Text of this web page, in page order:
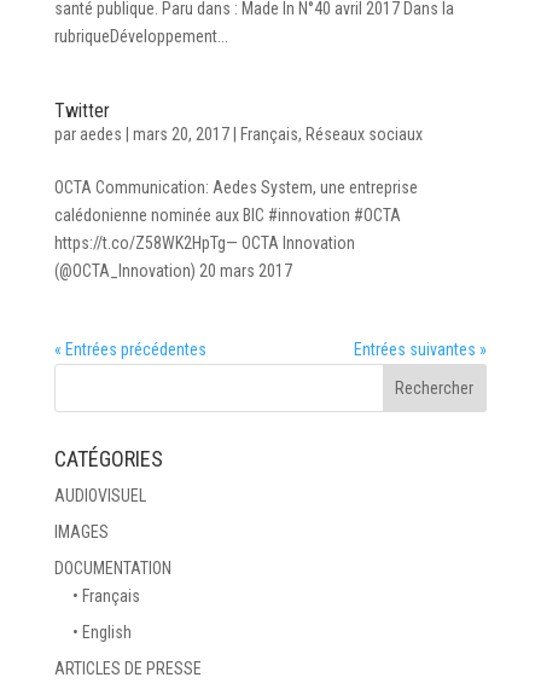
santé publique. Paru dans : Made In N°40 avril 2017 Dans la
rubriqueDéveloppement...
Twitter
par aedes | mars 20, 2017| Français, Réseaux sociaux
OCTA Communication: Aedes System, une entreprise
calédonienne nominée aux BIC #innovation #OCTA
https://t.co/Z58WK2HpTg— OCTA Innovation
(@OCTA_Innovation) 20 mars 2017
« Entrées précédentes Entrées suivantes »
CATÉGORIES
AUDIOVISUEL
IMAGES
DOCUMENTATION
• Français
• English
ARTICLES DE PRESSE